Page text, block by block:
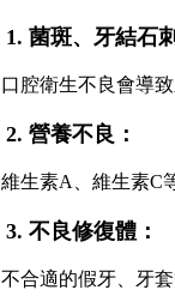
1. 菌斑、牙結石
口腔衛生不良會導
2. 營養不良：
維生素A、維生素C
3. 不良修復體：
不合適的假牙、牙